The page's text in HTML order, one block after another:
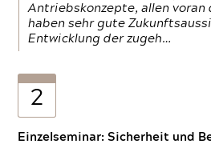
Antriebskonzepte, allen
haben sehr gute
Entwicklung der zugeh…
2
Einzelseminar: Sicherheit und